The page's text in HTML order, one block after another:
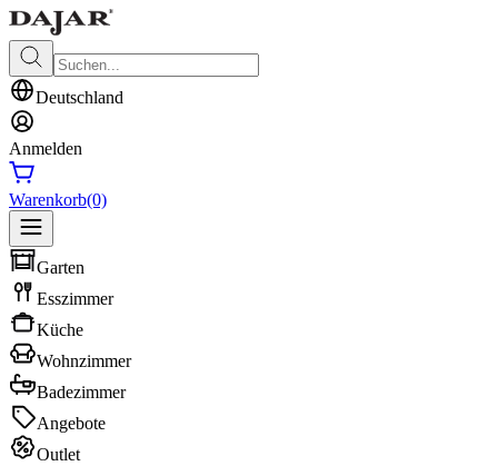
Deutschland
Anmelden
Warenkorb(0)
Garten
Esszimmer
Küche
Wohnzimmer
Badezimmer
Angebote
Outlet